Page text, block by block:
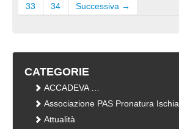
33
34 Successiva →
CATEGORIE
ACCADEVA …
Associazione PAS Pronatura Ischia
Attualità